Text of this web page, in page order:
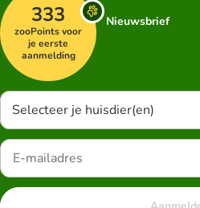
333
zooPoints voor
je eerste
aanmelding
Nieuwsbrief
Selecteer je huisdier(en)